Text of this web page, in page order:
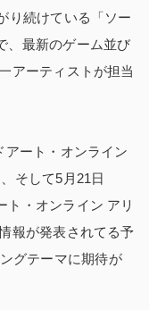
り続けている「ソー
、最新のゲーム並び
アーティストが担当
ート・オンライン
そして5月21日
ト・オンライン アリ
報が発表されてる予
グテーマに期待が